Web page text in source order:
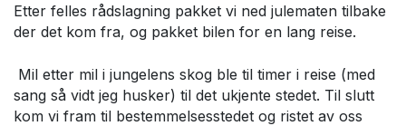
Etter felles rådslagning pakket vi ned julematen tilbake
der det kom fra, og pakket bilen for en lang reise.
Mil etter mil i jungelens skog ble til timer i reise (med
sang så vidt jeg husker) til det ukjente stedet. Til slutt
kom vi fram til bestemmelsesstedet og ristet av oss